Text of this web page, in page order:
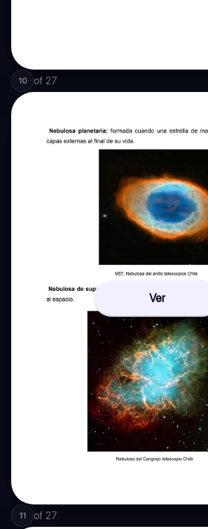
10 of 27
Ver
11 of 27